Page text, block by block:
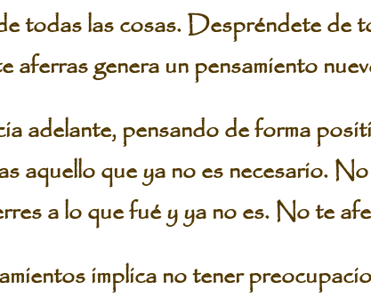
todas las cosas. Despréndete de
aferras genera un pensamiento
adelante, pensando de forma
aquello que ya no es necesario.
a lo que fué y ya no es. No te
implica no tener